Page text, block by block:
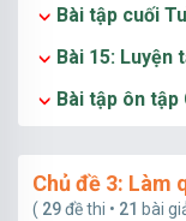
Bài tập cuối
Bài 15: Luyện
Bài tập ôn tập
Chủ đề 3: Làm
( 29đề thi • 21 bài